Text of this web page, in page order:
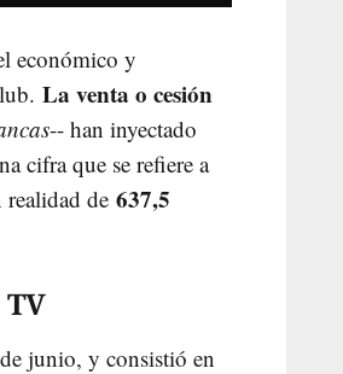
económico y
La venta o cesión
-- han inyectado
cifra que se refiere a
de 637,5
junio, y consistió en